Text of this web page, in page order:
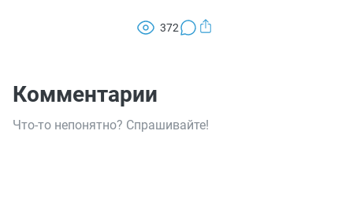
372
Комментарии
Что-то непонятно? Спрашивайте!